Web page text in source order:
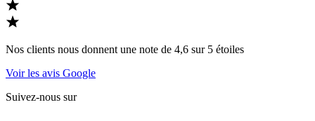
Nos clients nous donnent une note de 4,6 sur 5 étoiles
Voir les avis Google
Suivez-nous sur